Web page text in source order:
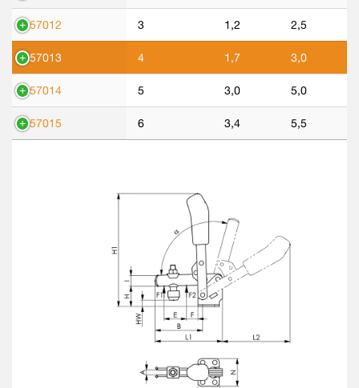
557012 3 1,2 2,5
557013 4 1,7 3,0
557014 5 3,0 5,0
557015 6 3,4 5,5